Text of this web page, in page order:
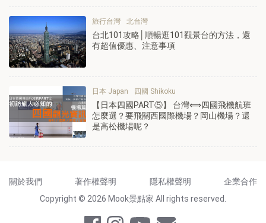
旅行台灣 北台灣
台北101攻略│順暢逛101觀景台的方法，還
有超值優惠、注意事項
日本 Japan 四國 Shikoku
【日本四國PART⑤】 台灣⟺四國飛機航班
怎麼選？要飛關西國際機場？岡山機場？還
是高松機場呢？
關於我們 著作權聲明 隱私權聲明
企業合作
Copyright © 2026 Mook景點家 All rights reserved.